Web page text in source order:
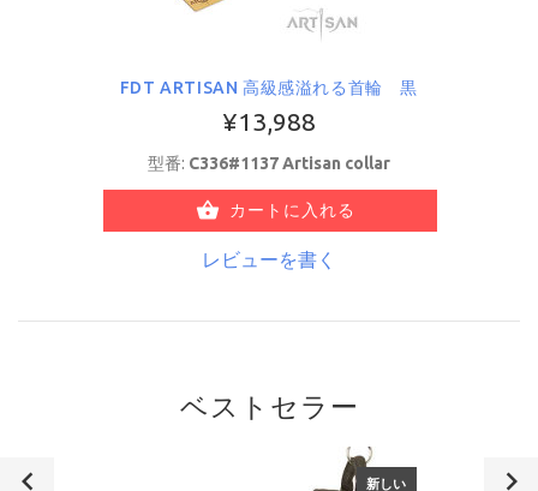
FDT ARTISAN 高級感溢れる首輪 黒
¥13,988
型番: С336#1137 Artisan collar
カートに入れる
レビューを書く
ベストセラー
新しい